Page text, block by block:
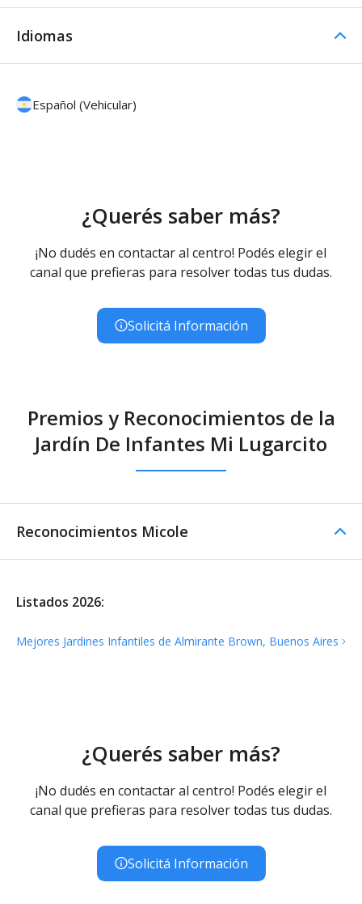
Idiomas
Español (Vehicular)
¿Querés saber más?
¡No dudés en contactar al centro! Podés elegir el
canal que prefieras para resolver todas tus dudas.
Solicitá Información
Premios y Reconocimientos de la
Jardín De Infantes Mi Lugarcito
Reconocimientos Micole
Listados 2026:
Mejores Jardines Infantiles de Almirante Brown, Buenos Aires
¿Querés saber más?
¡No dudés en contactar al centro! Podés elegir el
canal que prefieras para resolver todas tus dudas.
Solicitá Información